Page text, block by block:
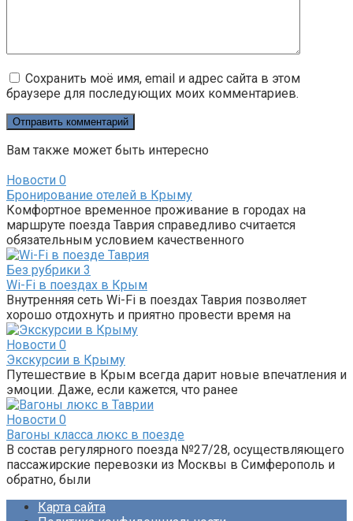
Сохранить моё имя, email и адрес сайта в этом
браузере для последующих моих комментариев.
Вам также может быть интересно
Новости 0
Бронирование отелей в Крыму
Комфортное временное проживание в городах на
маршруте поезда Таврия справедливо считается
обязательным условием качественного
Без рубрики 3
Wi-Fi в поездах в Крым
Внутренняя сеть Wi-Fi в поездах Таврия позволяет
хорошо отдохнуть и приятно провести время на
Новости 0
Экскурсии в Крыму
Путешествие в Крым всегда дарит новые впечатления и
эмоции. Даже, если кажется, что ранее
Новости 0
Вагоны класса люкс в поезде
В состав регулярного поезда №27/28, осуществляющего
пассажирские перевозки из Москвы в Симферополь и
обратно, были
Карта сайта